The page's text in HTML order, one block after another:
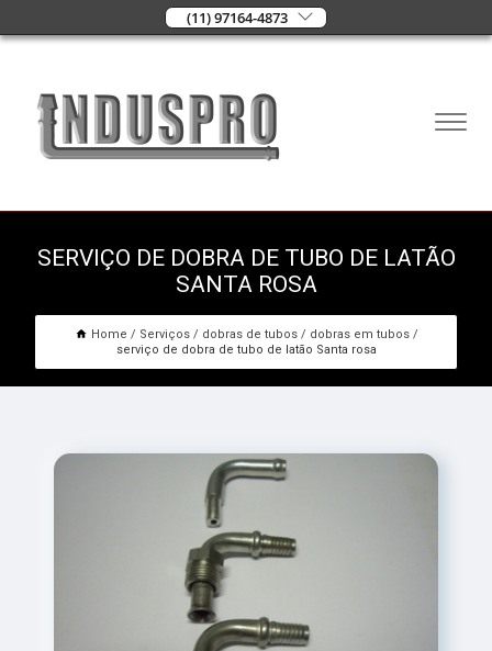
(11) 97164-4873
SERVIÇO DE DOBRA DE TUBO DE LATÃO
SANTA ROSA
Home Serviços dobras de tubos
dobras em tubos
serviço de dobra de tubo de latão Santa rosa